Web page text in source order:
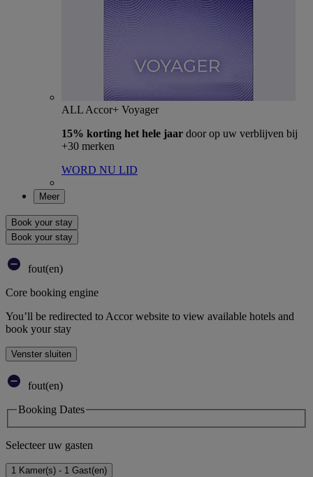
ALL Accor+ Voyager
15% korting het hele jaar door op uw verblijven bij
+30 merken
WORD NU LID
Meer
Book your stay
Book your stay
fout(en)
Core booking engine
You’ll be redirected to Accor website to view available hotels and
book your stay
Venster sluiten
fout(en)
Booking Dates
Selecteer uw gasten
1 Kamer(s) - 1 Gast(en)